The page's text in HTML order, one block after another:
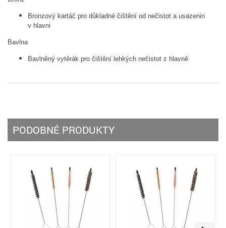
Bronzový kartáč pro důkladné čištění od nečistot a usazenin
v hlavni
Bavlna
Bavlněný vytěrák pro čištění lehkých nečistot z hlavně
PODOBNÉ PRODUKTY